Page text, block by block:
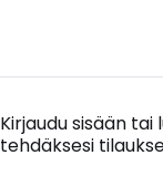
Kirjaudu sisään
tehdäksesi